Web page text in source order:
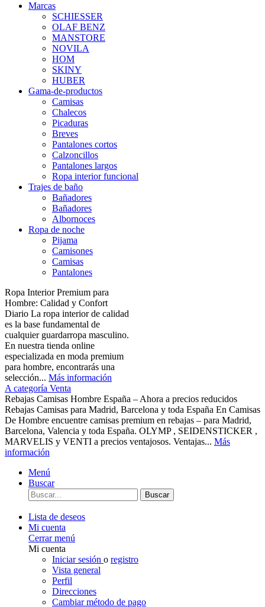
Marcas
SCHIESSER
OLAF BENZ
MANSTORE
NOVILA
HOM
SKINY
HUBER
Gama-de-productos
Camisas
Chalecos
Picaduras
Breves
Pantalones cortos
Calzoncillos
Pantalones largos
Ropa interior funcional
Trajes de baño
Bañadores
Bañadores
Albornoces
Ropa de noche
Pijama
Camisones
Camisas
Pantalones
Ropa Interior Premium para
Hombre: Calidad y Confort
Diario La ropa interior de calidad
es la base fundamental de
cualquier guardarropa masculino.
En nuestra tienda online
especializada en moda premium
para hombre, encontrarás una
selección... Más información
A categoría Venta
Rebajas Camisas Hombre España – Ahora a precios reducidos
Rebajas Camisas para Madrid, Barcelona y toda España En Camisas
De Hombre encuentre camisas premium en rebajas – para Madrid,
Barcelona, Valencia y toda España. OLYMP , SEIDENSTICKER ,
MARVELIS y VENTI a precios ventajosos. Ventajas... Más
información
Menú
Buscar
Buscar
Lista de deseos
Mi cuenta
Cerrar menú
Mi cuenta
Iniciar sesión o registro
Vista general
Perfil
Direcciones
Cambiar método de pago